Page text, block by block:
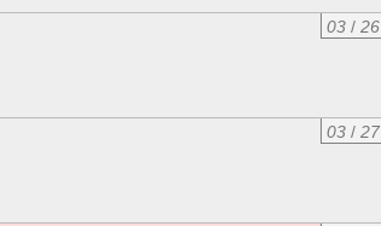
03/ 26
03/ 27